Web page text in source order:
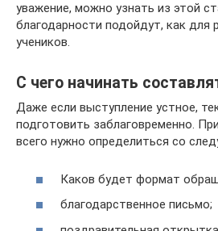
уважение, можно узнать из этой
благодарности подойдут, как для
учеников.
С чего начинать
Даже если выступление устное,
подготовить заблаговременно.
всего нужно определиться со
Каков будет формат
благодарственное письмо;